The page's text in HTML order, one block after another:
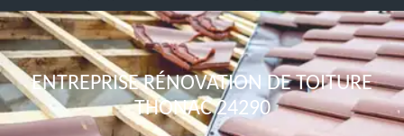
ENTREPRISE RÉNOVATION DE TOITURE
THONAC 24290